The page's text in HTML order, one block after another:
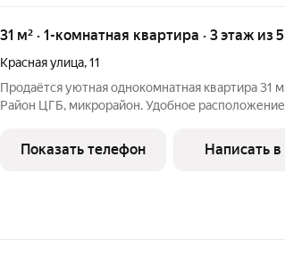
31 м² · 1-комнатная квартира · 3 этаж из 5
Красная улица,11
Продаётся уютная однокомнатная квартира 31
Район ЦГБ, микрорайон. Удобное
Хорошее жилое состояние. Вся мебель и
остаётся. Цена
Показать телефон Написать в